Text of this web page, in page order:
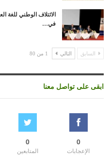
الائتلاف الوطني للغة
في…
السابق التالي 1 من 80
ابقى على تواصل معنا
0
الإعجابات
0
المتابعين